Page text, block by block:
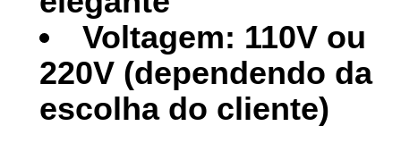
Voltagem: 110V ou
220V (dependendo da
escolha do cliente)